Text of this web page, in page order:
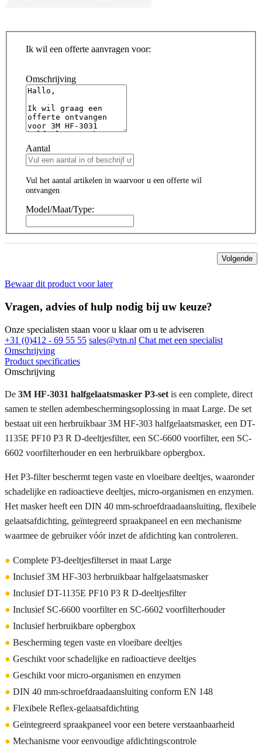
Ik wil een offerte aanvragen voor:
Omschrijving
Aantal
Vul het aantal artikelen in waarvoor u een offerte wil
ontvangen
Model/Maat/Type:
Volgende
Bewaar dit product voor later
Vragen, advies of hulp nodig bij uw keuze?
Onze specialisten staan voor u klaar om u te adviseren
+31 (0)412 - 69 55 55 sales@vtn.nl Chat met een specialist
Omschrijving
Product specificaties
Omschrijving
De 3M HF-3031 halfgelaatsmasker P3-set is een complete, direct
samen te stellen adembeschermingsoplossing in maat Large. De set
bestaat uit een herbruikbaar 3M HF-303 halfgelaatsmasker, een DT-
1135E PF10 P3 R D-deeltjesfilter, een SC-6600 voorfilter, een SC-
6602 voorfilterhouder en een herbruikbare opbergbox.
Het P3-filter beschermt tegen vaste en vloeibare deeltjes, waaronder
schadelijke en radioactieve deeltjes, micro-organismen en enzymen.
Het masker heeft een DIN 40 mm-schroefdraadaansluiting, flexibele
gelaatsafdichting, geïntegreerd spraakpaneel en een mechanisme
waarmee de gebruiker vóór inzet de afdichting kan controleren.
● Complete P3-deeltjesfilterset in maat Large
● Inclusief 3M HF-303 herbruikbaar halfgelaatsmasker
● Inclusief DT-1135E PF10 P3 R D-deeltjesfilter
● Inclusief SC-6600 voorfilter en SC-6602 voorfilterhouder
● Inclusief herbruikbare opbergbox
● Bescherming tegen vaste en vloeibare deeltjes
● Geschikt voor schadelijke en radioactieve deeltjes
● Geschikt voor micro-organismen en enzymen
● DIN 40 mm-schroefdraadaansluiting conform EN 148
● Flexibele Reflex-gelaatsafdichting
● Geïntegreerd spraakpaneel voor een betere verstaanbaarheid
● Mechanisme voor eenvoudige afdichtingscontrole